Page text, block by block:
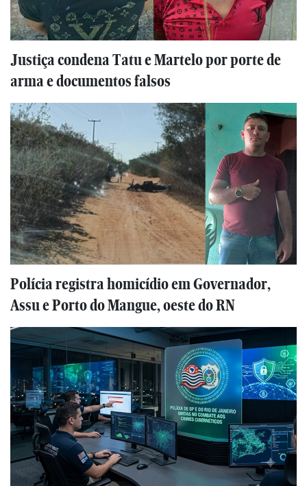
Justiça condena Tatu e Martelo por porte de
arma e documentos falsos
Polícia registra homicídio em Governador,
Assu e Porto do Mangue, oeste do RN